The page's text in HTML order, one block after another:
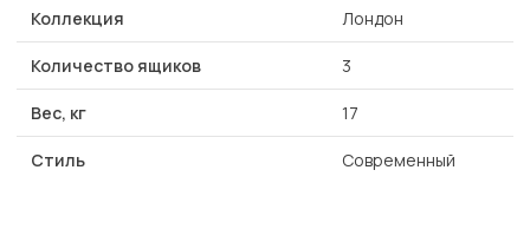
Коллекция Лондон
Количество ящиков 3
Вес, кг 17
Стиль Современный